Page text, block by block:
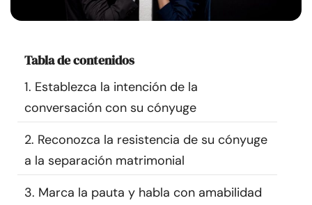
Recursos
Encuentra un terapeuta
Idioma ES
Sobre nosotros Contáctanos Escríbenos
Publicidad con
nosotros
Tabla de contenidos
1. Establezca la intención de la
conversación con su cónyuge
2. Reconozca la resistencia de su cónyuge
a la separación matrimonial
3. Marca la pauta y habla con amabilidad